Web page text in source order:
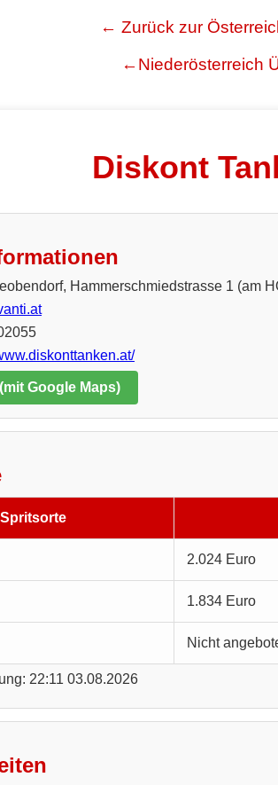
← Zurück zur
←Niederösterreich
Diskont
Hammerschmiedstrasse 1 (am
Google Maps)
Spritsorte
2.024 Euro
1.834 Euro
Nicht
22:11 03.08.2026